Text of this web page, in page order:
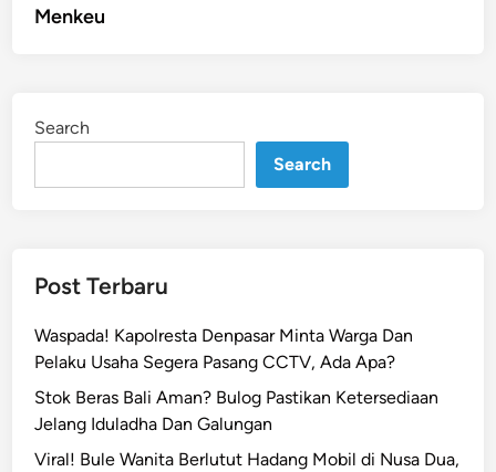
Menkeu
Search
Search
Post Terbaru
Waspada! Kapolresta Denpasar Minta Warga Dan
Pelaku Usaha Segera Pasang CCTV, Ada Apa?
Stok Beras Bali Aman? Bulog Pastikan Ketersediaan
Jelang Iduladha Dan Galungan
Viral! Bule Wanita Berlutut Hadang Mobil di Nusa Dua,